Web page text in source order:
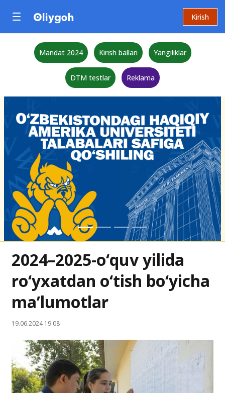
Kirish
Mandat 2024 Kirish ballari Yangiliklar
DTM testlar Reklama
2024–2025-o‘quv yilida
ro‘yxatdan o‘tish bo‘yicha
ma’lumotlar
19.06.2024 19:08